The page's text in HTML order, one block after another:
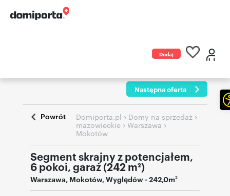
Dodaj
Następna oferta
Powrót Domiporta.pl › Domy na sprzedaż ›
mazowieckie › Warszawa ›
Mokotów
Segment skrajny z potencjałem,
6 pokoi, garaż (242 m²)
Warszawa, Mokotów,Wyględów- 242,0m2